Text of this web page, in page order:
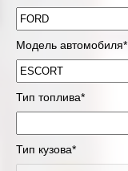
Модель автомобиля*
Тип топлива*
Тип кузова*